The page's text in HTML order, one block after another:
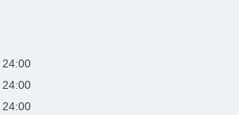
24:00
24:00
24:00